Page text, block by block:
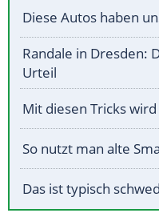
Diese Autos haben
Randale in Dresden:
Urteil
Mit diesen Tricks
So nutzt man alte
Das ist typisch